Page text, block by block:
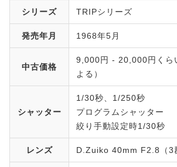
シリーズ TRIPシリーズ
発売年月 1968年5月
中古価格
9,000円 - 20,000円くら
よる）
シャッター
1/30秒、1/250秒
プログラムシャッター
絞り手動設定時1/30秒
レンズ D.Zuiko 40mm F2.8（3